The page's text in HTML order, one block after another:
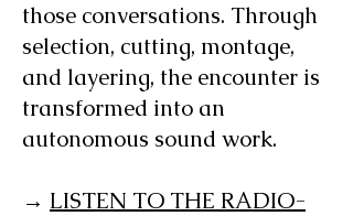
those conversations. Through
selection, cutting, montage,
and layering, the encounter is
transformed into an
autonomous sound work.
→ LISTEN TO THE RADIO-